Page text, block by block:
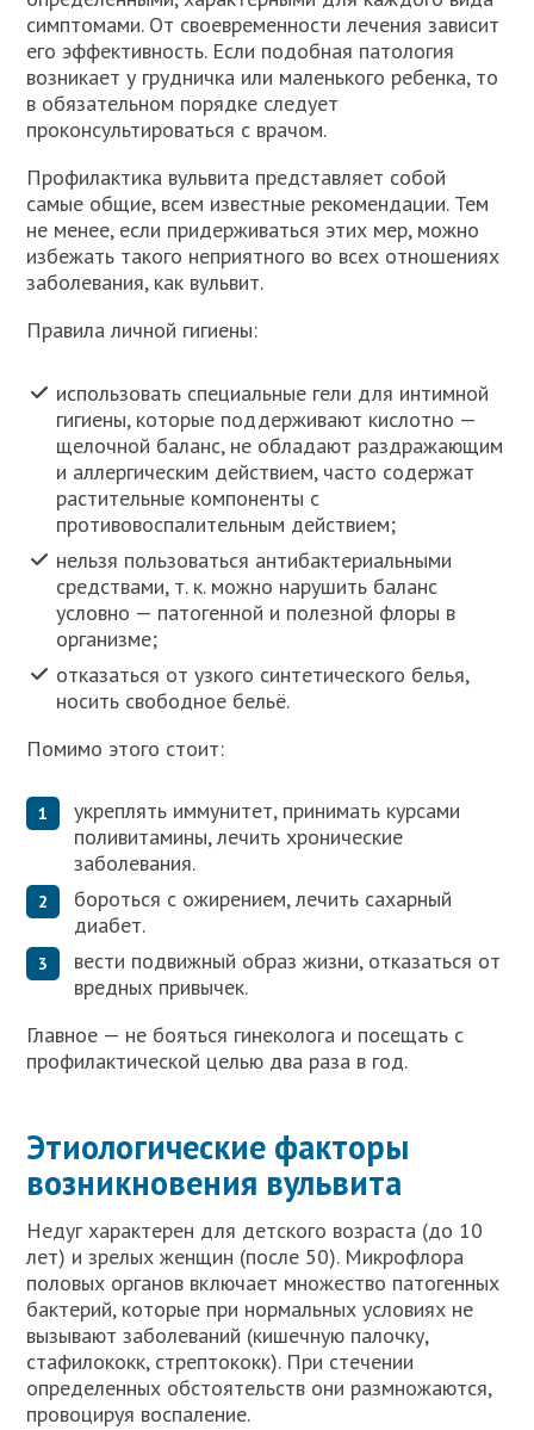
симптомами. От своевременности лечения зависит
его эффективность. Если подобная патология
возникает у грудничка или маленького ребенка, то
в обязательном порядке следует
проконсультироваться с врачом.
Профилактика вульвита представляет собой
самые общие, всем известные рекомендации. Тем
не менее, если придерживаться этих мер, можно
избежать такого неприятного во всех отношениях
заболевания, как вульвит.
Правила личной гигиены:
использовать специальные гели для интимной
гигиены, которые поддерживают кислотно —
щелочной баланс, не обладают раздражающим
и аллергическим действием, часто содержат
растительные компоненты с
противовоспалительным действием;
нельзя пользоваться антибактериальными
средствами, т. к. можно нарушить баланс
условно — патогенной и полезной флоры в
организме;
отказаться от узкого синтетического белья,
носить свободное бельё.
Помимо этого стоит:
укреплять иммунитет, принимать курсами
поливитамины, лечить хронические
заболевания.
бороться с ожирением, лечить сахарный
диабет.
вести подвижный образ жизни, отказаться от
вредных привычек.
Главное — не бояться гинеколога и посещать с
профилактической целью два раза в год.
Этиологические факторы
возникновения вульвита
Недуг характерен для детского возраста (до 10
лет) и зрелых женщин (после 50). Микрофлора
половых органов включает множество патогенных
бактерий, которые при нормальных условиях не
вызывают заболеваний (кишечную палочку,
стафилококк, стрептококк). При стечении
определенных обстоятельств они размножаются,
провоцируя воспаление.